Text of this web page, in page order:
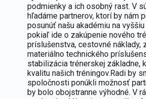
podmienky a ich osobný rast. V
hľadáme partnerov, ktorí by nám
posunúť našu akadémiu na
pokiaľ ide o zakúpenie nového
príslušenstva, cestovné náklady,
materiálno technického
stabilizácia trénerskej základne,
kvalitu našich tréningov.Radi by
spoločnosti ponúkli možnosť
by bolo obojstranne výhodné. V